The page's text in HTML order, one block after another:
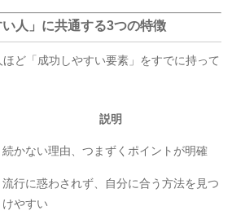
人」に共通する3つの特徴
ど「成功しやすい要素」をすでに持って
説明
続かない理由、つまずくポイントが明確
流行に惑わされず、自分に合う方法を見つ
けやすい